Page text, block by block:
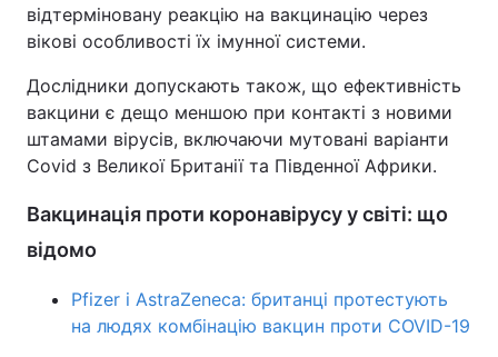
відтерміновану реакцію на вакцинацію через
вікові особливості їх імунної системи.
Дослідники допускають також, що ефективність
вакцини є дещо меншою при контакті з новими
штамами вірусів, включаючи мутовані варіанти
Covid з Великої Британії та Південної Африки.
Вакцинація проти коронавірусу у світі: що
відомо
Pfizer і AstraZeneca: британці протестують
на людях комбінацію вакцин проти COVID-19